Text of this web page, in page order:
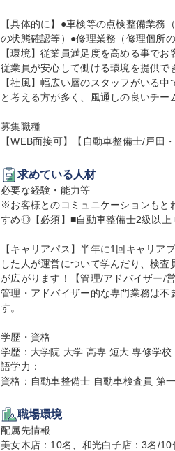
【具体的に】●車検等の点検整備業務
の状態確認等）●修理業務（修理個所
【環境】従業員満足度を高める事で
従業員が安心して働ける環境を提供で
【社風】幅広い層のスタッフがいる
と考える方が多く、風通しの良いチー
募集職種
【WEB面接可】【自動車整備士/戸田
求めている人材
必要な経験・能力等
※お客様とのコミュニケーションもと
すめ◎【必須】■自動車整備士2級以上
【キャリアパス】半年に1回キャリア
した人が運営について学んだり、検
が広がります！【管理/アドバイザー/
管理・アドバイザー的な専門業務は不
す。
学歴・資格
学歴：大学院 大学 高専 短大 専修学校
語学力：
資格：自動車整備士 自動車検査員 第
職場環境
配属先情報
美女木店：10名、和光白子店：3名/10